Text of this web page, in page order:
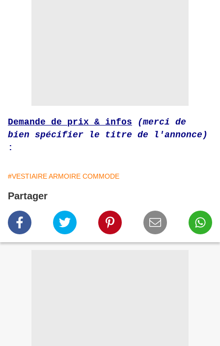
Demande de prix & infos
(merci de
bien spécifier le titre de l'annonce)
:
#VESTIAIRE ARMOIRE COMMODE
Partager